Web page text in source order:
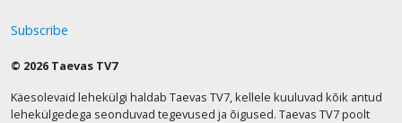
Subscribe
© 2026 Taevas TV7
Käesolevaid lehekülgi haldab Taevas TV7, kellele kuuluvad kõik antud
lehekülgedega seonduvad tegevused ja õigused. Taevas TV7 poolt